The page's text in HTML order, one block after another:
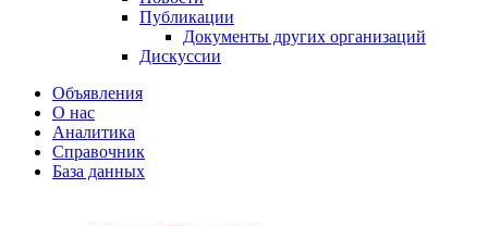
Публикации
Документы других организаций
Дискуссии
Объявления
О нас
Аналитика
Справочник
База данных